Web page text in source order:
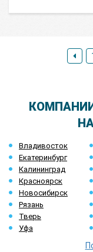
Владивосток
Екатеринбург
Калининград
Красноярск
Новосибирск
Рязань
Тверь
Уфа